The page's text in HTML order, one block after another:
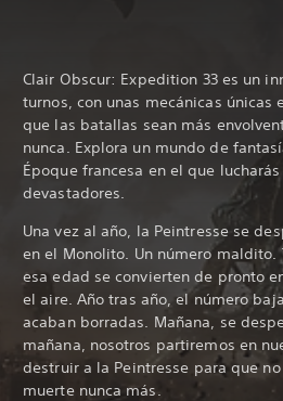
Clair Obscur: Expedition 33 es un
turnos, con unas mecánicas únicas
que las batallas sean más
nunca. Explora un mundo de
Époque francesa en el que
devastadores.
Una vez al año, la Peintresse se
en el Monolito. Un número maldito.
esa edad se convierten de pronto
el aire. Año tras año, el número
acaban borradas. Mañana, se
mañana, nosotros partiremos en
destruir a la Peintresse para que
muerte nunca más.